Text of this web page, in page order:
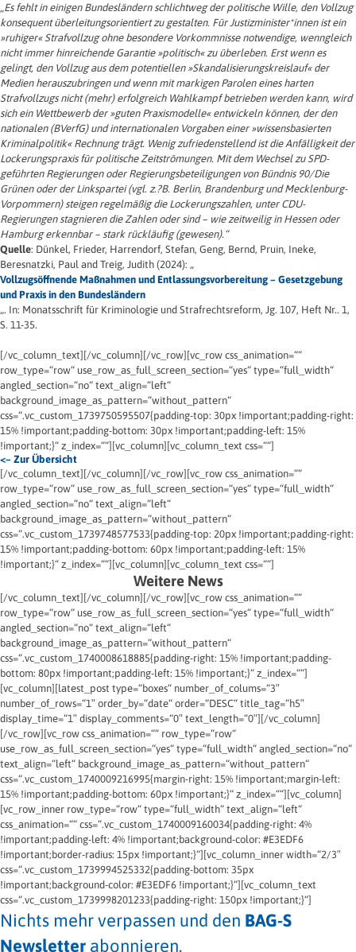
„Es fehlt in einigen Bundesländern schlichtweg der politische Wille, den Vollzug
konsequent überleitungsorientiert zu gestalten. Für Justizminister*innen ist ein
»ruhiger« Strafvollzug ohne besondere Vorkommnisse notwendige, wenngleich
nicht immer hinreichende Garantie »politisch« zu überleben. Erst wenn es
gelingt, den Vollzug aus dem potentiellen »Skandalisierungskreislauf« der
Medien herauszubringen und wenn mit markigen Parolen eines harten
Strafvollzugs nicht (mehr) erfolgreich Wahlkampf betrieben werden kann, wird
sich ein Wettbewerb der »guten Praxismodelle« entwickeln können, der den
nationalen (BVerfG) und internationalen Vorgaben einer »wissensbasierten
Kriminalpolitik« Rechnung trägt. Wenig zufriedenstellend ist die Anfälligkeit der
Lockerungspraxis für politische Zeitströmungen. Mit dem Wechsel zu SPD-
geführten Regierungen oder Regierungsbeteiligungen von Bündnis 90/Die
Grünen oder der Linkspartei (vgl. z.?B. Berlin, Brandenburg und Mecklenburg-
Vorpommern) steigen regelmäßig die Lockerungszahlen, unter CDU-
Regierungen stagnieren die Zahlen oder sind – wie zeitweilig in Hessen oder
Hamburg erkennbar – stark rückläufig (gewesen).“
Quelle: Dünkel, Frieder, Harrendorf, Stefan, Geng, Bernd, Pruin, Ineke,
Beresnatzki, Paul and Treig, Judith (2024): „
Vollzugsöffnende Maßnahmen und Entlassungsvorbereitung – Gesetzgebung
und Praxis in den Bundesländern
„. In: Monatsschrift für Kriminologie und Strafrechtsreform, Jg. 107, Heft Nr.. 1,
S. 11-35.
[/vc_column_text][/vc_column][/vc_row][vc_row css_animation=““
row_type=“row“ use_row_as_full_screen_section=“yes“ type=“full_width“
angled_section=“no“ text_align=“left“
background_image_as_pattern=“without_pattern“
css=“.vc_custom_1739750595507{padding-top: 30px !important;padding-right:
15% !important;padding-bottom: 30px !important;padding-left: 15%
!important;}“ z_index=““][vc_column][vc_column_text css=““]
<– Zur Übersicht
[/vc_column_text][/vc_column][/vc_row][vc_row css_animation=““
row_type=“row“ use_row_as_full_screen_section=“yes“ type=“full_width“
angled_section=“no“ text_align=“left“
background_image_as_pattern=“without_pattern“
css=“.vc_custom_1739748577533{padding-top: 20px !important;padding-right:
15% !important;padding-bottom: 60px !important;padding-left: 15%
!important;}“ z_index=““][vc_column][vc_column_text css=““]
Weitere News
[/vc_column_text][/vc_column][/vc_row][vc_row css_animation=““
row_type=“row“ use_row_as_full_screen_section=“yes“ type=“full_width“
angled_section=“no“ text_align=“left“
background_image_as_pattern=“without_pattern“
css=“.vc_custom_1740008618885{padding-right: 15% !important;padding-
bottom: 80px !important;padding-left: 15% !important;}“ z_index=““]
[vc_column][latest_post type=“boxes“ number_of_colums=“3″
number_of_rows=“1″ order_by=“date“ order=“DESC“ title_tag=“h5″
display_time=“1″ display_comments=“0″ text_length=“0″][/vc_column]
[/vc_row][vc_row css_animation=““ row_type=“row“
use_row_as_full_screen_section=“yes“ type=“full_width“ angled_section=“no“
text_align=“left“ background_image_as_pattern=“without_pattern“
css=“.vc_custom_1740009216995{margin-right: 15% !important;margin-left:
15% !important;padding-bottom: 60px !important;}“ z_index=““][vc_column]
[vc_row_inner row_type=“row“ type=“full_width“ text_align=“left“
css_animation=““ css=“.vc_custom_1740009160034{padding-right: 4%
!important;padding-left: 4% !important;background-color: #E3EDF6
!important;border-radius: 15px !important;}“][vc_column_inner width=“2/3″
css=“.vc_custom_1739994525332{padding-bottom: 35px
!important;background-color: #E3EDF6 !important;}“][vc_column_text
css=“.vc_custom_1739998201233{padding-right: 150px !important;}“]
Nichts mehr verpassen und den BAG-S
Newsletter abonnieren.